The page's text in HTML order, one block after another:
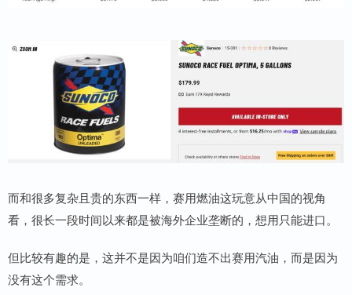
而和很多复杂且贵的东西一样，赛用燃油这玩意从中国的视角
看，很长一段时间以来都是被海外企业垄断的，想用只能进口。
但比较有趣的是，这并不是因为咱们造不出赛用汽油，而是因为
没有这个需求。